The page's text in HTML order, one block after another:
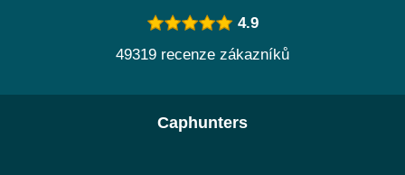
4.9
49319 recenze zákazníků
Caphunters